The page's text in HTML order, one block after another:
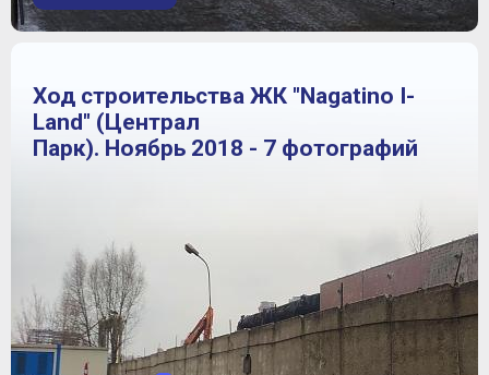
Ход строительства ЖК "Nagatino I-
Land" (Централ
Парк). Ноябрь 2018 - 7 фотографий